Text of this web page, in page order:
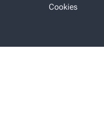
Cookies